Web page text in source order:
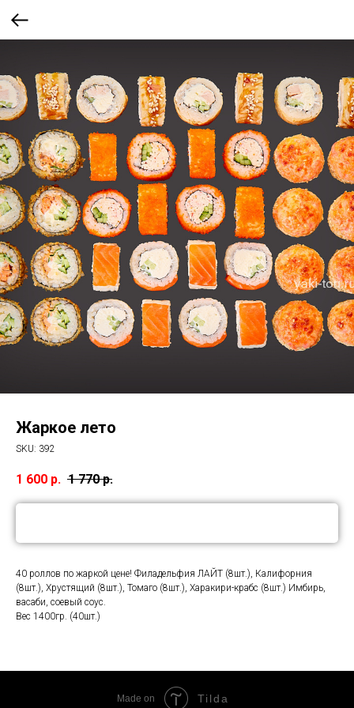
Жаркое лето
SKU: 392
1 600 р. 1 770 р.
40 роллов по жаркой цене! Филадельфия ЛАЙТ (8шт.), Калифорния
(8шт.), Хрустящий (8шт.), Томаго (8шт.), Харакири-крабс (8шт.) Имбирь,
васаби, соевый соус.
Вес 1400гр. (40шт.)
Made on Tilda